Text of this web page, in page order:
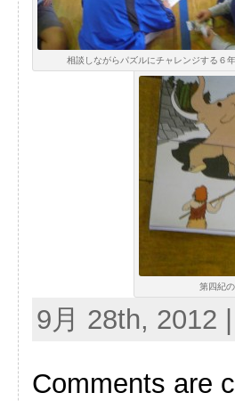
相談しながらパズルにチャレンジする６
第四紀
9月 28th, 2012
Comments are